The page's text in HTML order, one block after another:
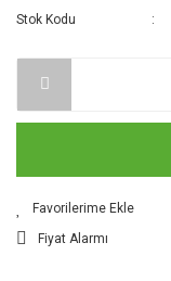
Stok Kodu
Fiyat Alarmı